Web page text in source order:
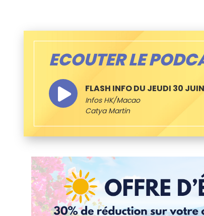
ECOUTER LE
FLASH INFO DU JEUDI 30 JUIN
Infos HK/Macao
Catya Martin